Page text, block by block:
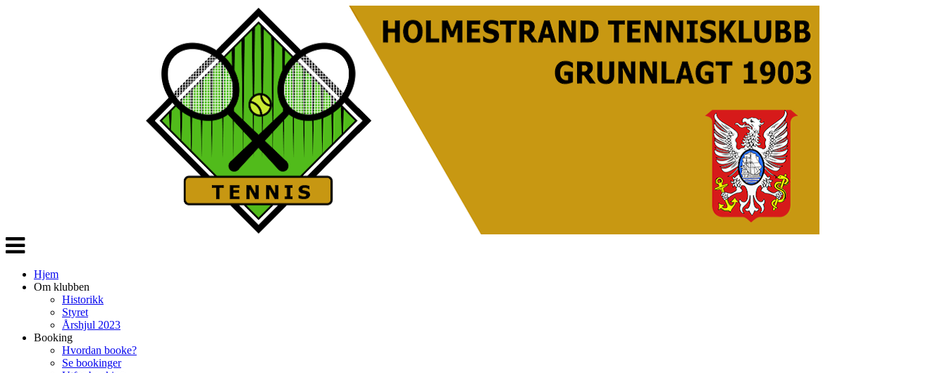
Veksle
navigasjon
Hjem
Om klubben
Historikk
Styret
Årshjul 2023
Booking
Hvordan booke?
Se bookinger